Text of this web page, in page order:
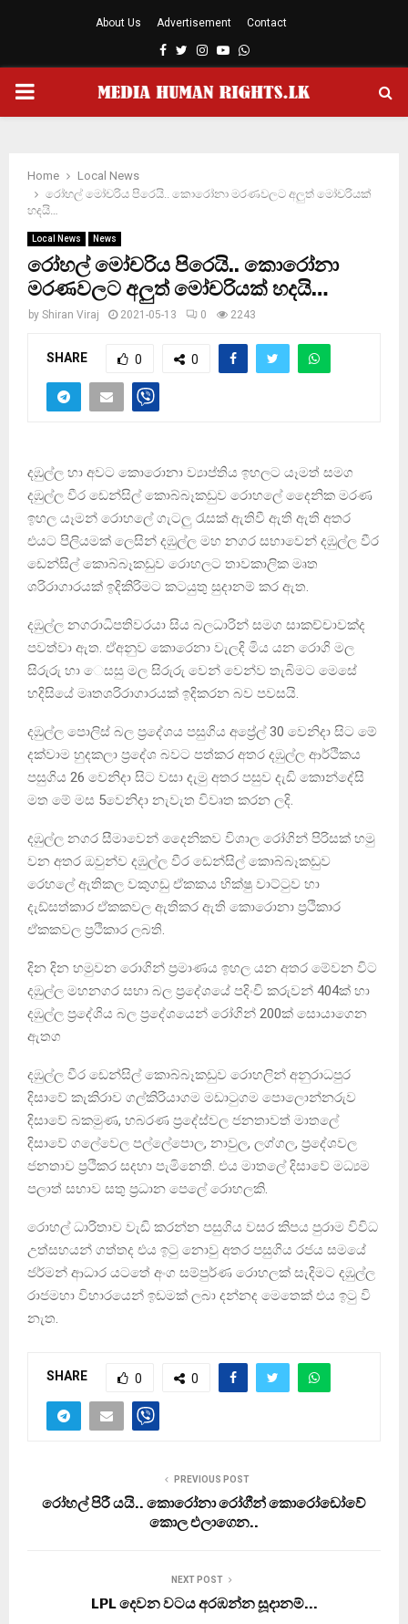
About Us Advertisement Contact
Facebook
TwitterInstagram
YoutubeWhatsapp
PRIMARY
Home
Local News
රෝහල් මෝචරිය පිරෙයි.. කොරෝනා මරණවලට අලුත් මෝචරියක්
හදයි…
Local News News
රෝහල් මෝචරිය පිරෙයි.. කොරෝනා
මරණවලට අලුත් මෝචරියක් හදයි…
by Shiran Viraj 2021-05-13 0 2243
SHARE 0 0
දඹුල්ල හා අවට කොරොනා ව්‍යාප්තිය ඉහලට යෑමත් සමග
දඹුල්ල වීර ඩෙන්සිල් කොබ්බෑකඩුව රොහලේ දෛනික මරණ
ඉහල යෑමන් රොහලේ ගැටලු රැසක් ඇතිවී ඇති ඇති අතර
එයට පිලියමක් ලෙසින් දඹුල්ල මහ නගර සභාවෙන් දඹුල්ල වීර
ඩෙන්සිල් කොබ්බෑකඩුව රොහලට තාවකාලික මෘත
ශරිරාගාරයක් ඉදිකිරිමට කටයුතු සුදානම් කර ඇත.
දඹුල්ල නගරාධිපතිවරයා සිය බලධාරින් සමග සාකච්චාවක්ද
පවත්වා ඇත. ඒඅනුව කොරෙනා වැලදි මිය යන රොගි මල
සිරුරු හා ෙසසු මල සිරුරු වෙන් වෙන්ව තැබිමට මෙසේ
හදිසියේ මෘතශරිරාගාරයක් ඉදිකරන බව පවසයි.
දඹුල්ල පොලිස් බල ප්‍රදේශය පසුගිය අප්‍රේල් 30 වෙනිදා සිට මේ
දක්වාම හුදකලා ප්‍රදේශ බවට පත්කර අතර දඹුල්ල ආර්ථිකය
පසුගිය 26 වෙනිදා සිට වසා දැමු අතර පසුව දැඩි කොන්දේසි
මත මේ මස 5වෙනිදා නැවැත විවෘත කරන ලදි.
දඹුල්ල නගර සීමාවෙන් දෛනිකව විශාල රෝගින් පිරිසක් හමු
වන අතර ඔවුන්ව දඹුල්ල වීර ඩෙන්සිල් කොබ්බෑකඩුව
රෙහලේ ඇතිකල වකුගඩු ඒකකය භික්ෂු වාට්ටුව හා
දැඩ්සත්කාර ඒකකවල ඇතිකර ඇති කොරොනා ප්‍රථිකාර
ඒකකවල ප්‍රථිකාර ලබති.
දින දින හමුවන රොගින් ප්‍රමාණය ඉහල යන අතර මේවන විට
දඹුල්ල මහනගර සභා බල ප්‍රදේශයේ පදිංචි කරුවන් 404ක් හා
දඹුල්ල ප්‍රදේශිය බල ප්‍රදේශයෙන් රෝගින් 200ක් සොයාගෙන
ඇතග
දඹුල්ල වීර ඩෙන්සිල් කොබ්බෑකඩුව රොහලින් අනුරාධපුර
දිසාවේ කැකිරාව ගල්කිරියාගම මඩාටුගම පොලොන්නරුව
දිසාවේ බකමුණ, හබරණ ප්‍රදේස්වල ජනතාවත් මාතලේ
දිසාවේ ගලේවෙල පල්ලේපොල, නාවුල, ලග්ගල, ප්‍රදේශවල
ජනතාව ප්‍රථිකර සදහා පැමිනෙති. එය මාතලේ දිසාවේ මධ්‍යම
පලාත් සභාව සතු ප්‍රධාන පෙලේ රොහලකි.
රොහල් ධාරිතාව වැඩි කරන්න පසුගිය වසර කිපය පුරාම විවිධ
උත්සහයන් ගත්තද එය ඉටු නොවු අතර පසුගිය රජය සමයේ
ජර්මන් ආධාර යටතේ අංග සම්පුර්ණ රොහලක් සැදිමට දඹුල්ල
රාජමහා විහාරයෙන් ඉඩමක් ලබා දන්නද මෙතෙක් එය ඉටු වි
නැත.
SHARE 0 0
PREVIOUS POST
රෝහල් පිරී යයි.. කොරෝනා රෝගීන් කොරෝඩෝවේ
කොල එලාගෙන..
NEXT POST
LPL දෙවන වටය අරඹන්න සූදානම්…